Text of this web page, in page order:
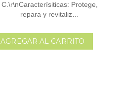
C.\r\nCaracterísiticas: Protege,
repara y revitaliz…
AGREGAR AL CARRITO